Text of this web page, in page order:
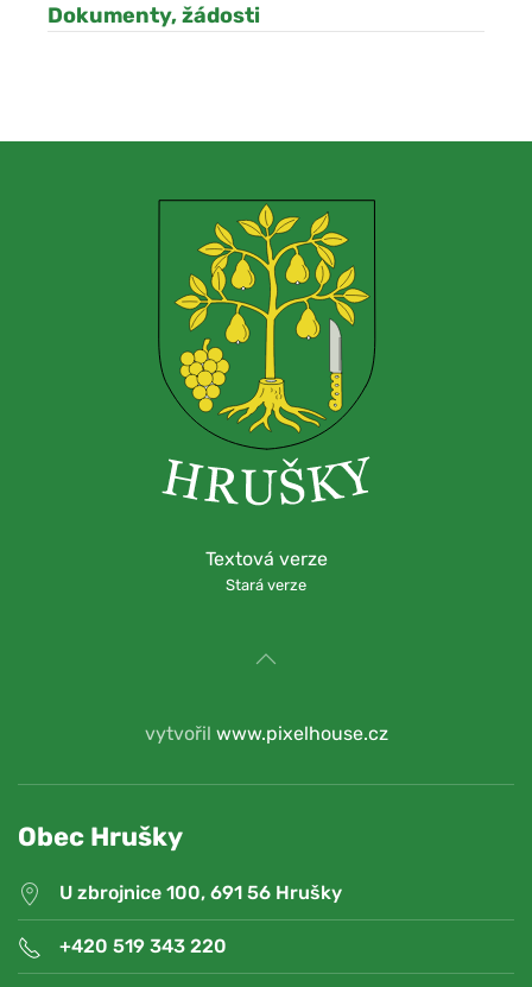
Dokumenty, žádosti
Textová verze
Stará verze
vytvořil www.pixelhouse.cz
Obec Hrušky
U zbrojnice 100, 691 56 Hrušky
+420 519 343 220